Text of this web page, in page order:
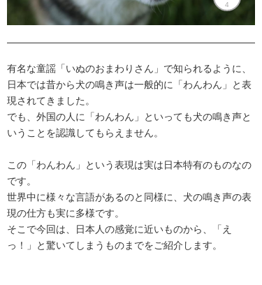
4
有名な童謡「いぬのおまわりさん」で知られるように、
日本では昔から犬の鳴き声は一般的に「わんわん」と表
現されてきました。
でも、外国の人に「わんわん」といっても犬の鳴き声と
いうことを認識してもらえません。
この「わんわん」という表現は実は日本特有のものなの
です。
世界中に様々な言語があるのと同様に、犬の鳴き声の表
現の仕方も実に多様です。
そこで今回は、日本人の感覚に近いものから、「え
っ！」と驚いてしまうものまでをご紹介します。